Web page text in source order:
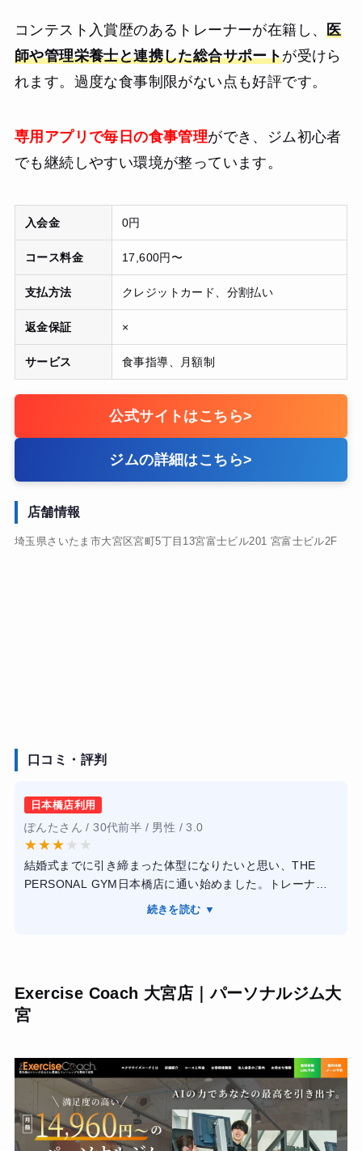
コンテスト入賞歴のあるトレーナーが在籍し、医
師や管理栄養士と連携した総合サポートが受けら
れます。過度な食事制限がない点も好評です。
専用アプリで毎日の食事管理ができ、ジム初心者
でも継続しやすい環境が整っています。
入会金 0円
コース料金 17,600円〜
支払方法 クレジットカード、分割払い
返金保証 ×
サービス 食事指導、月額制
公式サイトはこちら>
ジムの詳細はこちら>
店舗情報
埼玉県さいたま市大宮区宮町5丁目13宮富士ビル201 宮富士ビル2F
口コミ・評判
日本橋店利用
ぽんたさん / 30代前半 / 男性 / 3.0
★★★ ★ ★
結婚式までに引き締まった体型になりたいと思い、THE
PERSONAL GYM日本橋店に通い始めました。トレーナー
の方は私の体力やライフスタイルに合わせて無理のないト
かったです。最初はハードな運動に不安もありましたが、
丁寧な指導のおかげで徐々に慣れ、無理なく続けられまし
心の食生活が身につき、健康意識が高まったことも大きな
変化です。生活全体が整い、自分に自信が持てるようにな
った点が最も嬉しかったです。
続きを読む ▼
Exercise Coach 大宮店｜パーソナルジム大
宮